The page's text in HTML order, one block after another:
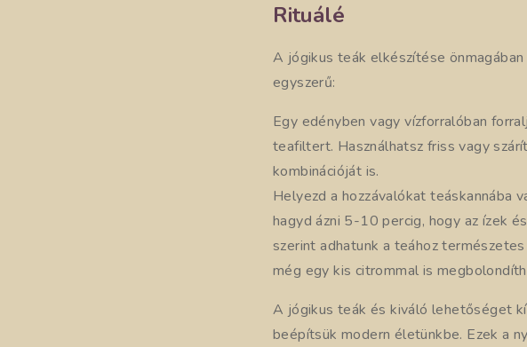
Rituálé
A jógikus teák elkészítése
egyszerű:
Egy edényben vagy vízforralóban
teafiltert. Használhatsz friss vagy
kombinációját is.
Helyezd a hozzávalókat teáskannába
hagyd ázni 5-10 percig, hogy az ízek
szerint adhatunk a teához
még egy kis citrommal is
A jógikus teák és kiváló lehetőséget
beépítsük modern életünkbe. Ezek a